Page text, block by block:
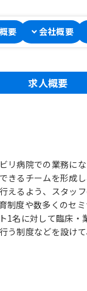
要 会社概要
求人概要
病院での業務にな
きるチームを形成
えるよう、スタッ
制度や数多くのセ
1名に対して臨床・
う制度などを設け